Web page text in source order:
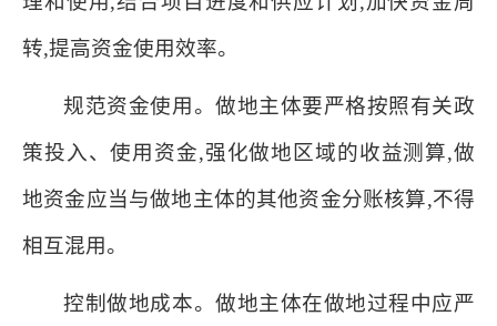
转,提高资金使用效率。
规范资金使用。做地主体要严格按照有关政
策投入、使用资金,强化做地区域的收益测算,做
地资金应当与做地主体的其他资金分账核算,不得
相互混用。
控制做地成本。做地主体在做地过程中应严